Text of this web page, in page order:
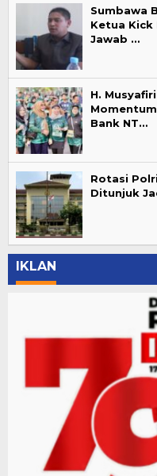
Sumbawa
Ketua Kick
Jawab …
H.
Bank NT…
Rotasi
Ditunjuk
IKLAN